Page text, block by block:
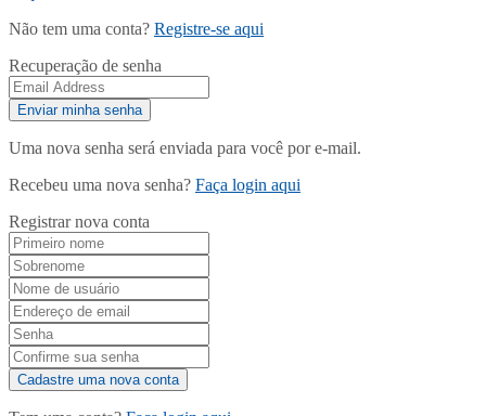
Não tem uma conta? Registre-se aqui
Recuperação de senha
Uma nova senha será enviada para você por e-mail.
Recebeu uma nova senha? Faça login aqui
Registrar nova conta